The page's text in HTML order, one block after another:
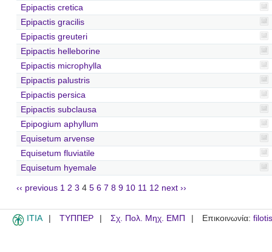
Epipactis cretica
Epipactis gracilis
Epipactis greuteri
Epipactis helleborine
Epipactis microphylla
Epipactis palustris
Epipactis persica
Epipactis subclausa
Epipogium aphyllum
Equisetum arvense
Equisetum fluviatile
Equisetum hyemale
‹‹ previous 1 2 3 4 5 6 7 8 9 10 11 12 next ››
ITIA ΤΥΠΠΕΡ Σχ. Πολ. Μηχ. ΕΜΠ Επικοινωνία: